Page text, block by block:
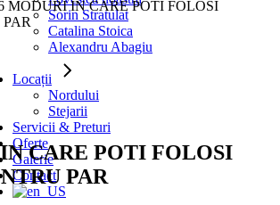
Sorin Stratulat
Catalina Stoica
Alexandru Abagiu
Locații
Nordului
Stejarii
Servicii & Preturi
Oferte
Galerie
Contact
MODURI IN CARE POTI FOLOSI
CARE POTI FOLOSI
PAR